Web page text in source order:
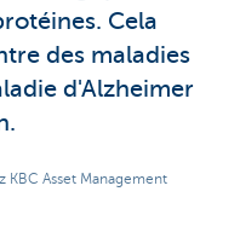
Cela
des maladies
d'Alzheimer
KBC Asset Management